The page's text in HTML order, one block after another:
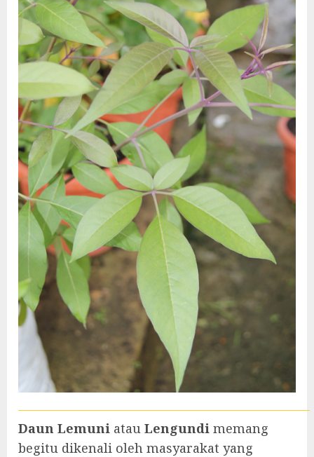
Daun Lemuni atau Lengundi memang
begitu dikenali oleh masyarakat yang